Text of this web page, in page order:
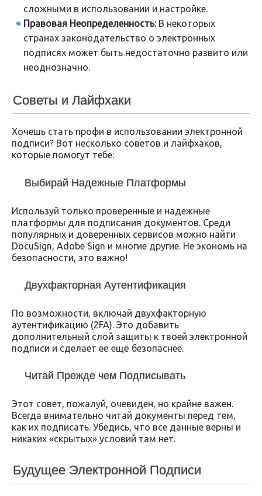
сложными в использовании и настройке.
Правовая Неопределенность:В некоторых
странах законодательство о электронных
подписях может быть недостаточно развито или
неоднозначно.
Советы и Лайфхаки
Хочешь стать профи в использовании электронной
подписи? Вот несколько советов и лайфхаков,
которые помогут тебе:
Выбирай Надежные Платформы
Используй только проверенные и надежные
платформы для подписания документов. Среди
популярных и доверенных сервисов можно найти
DocuSign, Adobe Sign и многие другие. Не экономь на
безопасности, это важно!
Двухфакторная Аутентификация
По возможности, включай двухфакторную
аутентификацию (2FA). Это добавить
дополнительный слой защиты к твоей электронной
подписи и сделает её ещё безопаснее.
Читай Прежде чем Подписывать
Этот совет, пожалуй, очевиден, но крайне важен.
Всегда внимательно читай документы перед тем,
как их подписать. Убедись, что все данные верны и
никаких «скрытых» условий там нет.
Будущее Электронной Подписи